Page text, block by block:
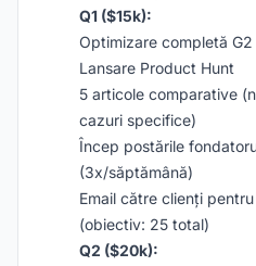
Q1 ($15k):
Optimizare completă G2
Lansare Product Hunt
5 articole comparative
cazuri specifice)
Încep postările
(3x/săptămână)
Email către clienți
(obiectiv: 25 total)
Q2 ($20k):